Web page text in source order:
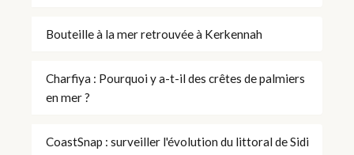
Bouteille à la mer retrouvée à Kerkennah
Charfiya : Pourquoi y a-t-il des crêtes de palmiers
en mer ?
CoastSnap : surveiller l'évolution du littoral de Sidi